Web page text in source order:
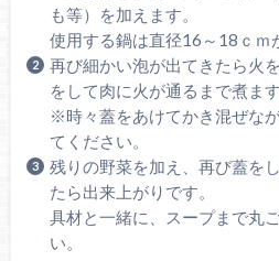
も等）を加えます。
使用する鍋は直径16～18ｃｍ
再び細かい泡が出てきたら火
をして肉に火が通るまで煮ます
※時々蓋をあけてかき混ぜな
てください。
残りの野菜を加え、再び蓋を
たら出来上がりです。
具材と一緒に、スープまで丸
い。